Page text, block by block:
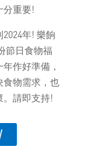
分重要!
年! 樂餉
節日食物福
作好準備，
食物需求，也
。請即支持!